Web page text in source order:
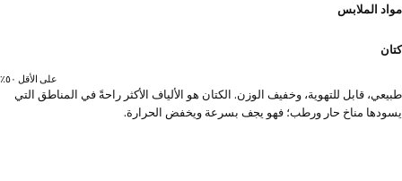
مواد الملابس
كتان
على الأقل ٥٠٪؜
طبيعي، قابل للتهوية، وخفيف الوزن. الكتان هو الألياف الأكثر راحةً في المناطق التي
يسودها مناخ حار ورطب؛ فهو يجف بسرعة ويخفض الحرارة.